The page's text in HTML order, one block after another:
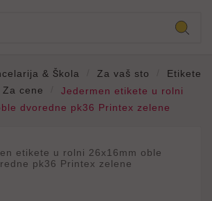
& Škola Za vaš sto
Etikete
Za cene
Jedermen etikete u rolni
dvoredne pk36 Printex zelene